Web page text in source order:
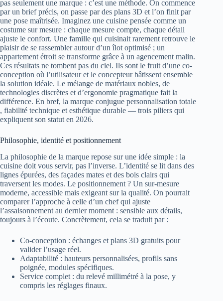
pas seulement une marque : c’est une méthode. On commence
par un brief précis, on passe par des plans 3D et l’on finit par
une pose maîtrisée. Imaginez une cuisine pensée comme un
costume sur mesure : chaque mesure compte, chaque détail
ajuste le confort. Une famille qui cuisinait rarement retrouve le
plaisir de se rassembler autour d’un îlot optimisé ; un
appartement étroit se transforme grâce à un agencement malin.
Ces résultats ne tombent pas du ciel. Ils sont le fruit d’une co-
conception où l’utilisateur et le concepteur bâtissent ensemble
la solution idéale. Le mélange de matériaux nobles, de
technologies discrètes et d’ergonomie pragmatique fait la
différence. En bref, la marque conjugue personnalisation totale
, fiabilité technique et esthétique durable — trois piliers qui
expliquent son statut en 2026.
Philosophie, identité et positionnement
La philosophie de la marque repose sur une idée simple : la
cuisine doit vous servir, pas l’inverse. L’identité se lit dans des
lignes épurées, des façades mates et des bois clairs qui
traversent les modes. Le positionnement ? Un sur‑mesure
moderne, accessible mais exigeant sur la qualité. On pourrait
comparer l’approche à celle d’un chef qui ajuste
l’assaisonnement au dernier moment : sensible aux détails,
toujours à l’écoute. Concrètement, cela se traduit par :
Co-conception : échanges et plans 3D gratuits pour
valider l’usage réel.
Adaptabilité : hauteurs personnalisées, profils sans
poignée, modules spécifiques.
Service complet : du relevé millimétré à la pose, y
compris les réglages finaux.